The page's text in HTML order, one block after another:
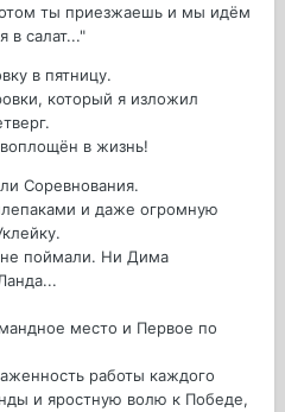
ты приезжаешь и мы идём
в салат..."
в пятницу.
который я изложил
в жизнь!
Соревнования.
и даже огромную
поймали. Ни Дима
место и Первое по
работы каждого
и яростную волю к Победе,